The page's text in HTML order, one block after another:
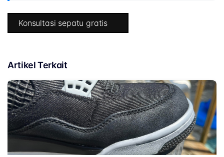
Konsultasi sepatu gratis
Artikel Terkait